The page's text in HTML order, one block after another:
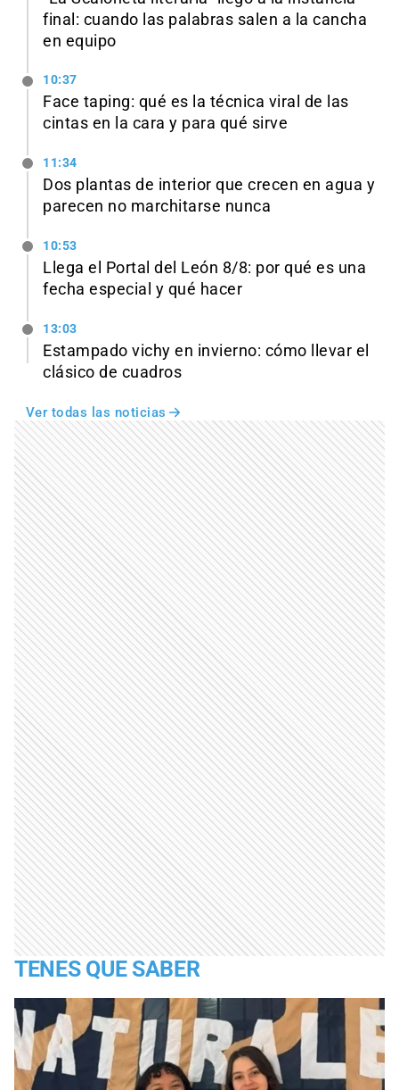
final: cuando las palabras salen a la cancha
en equipo
10:37
Face taping: qué es la técnica viral de las
cintas en la cara y para qué sirve
11:34
Dos plantas de interior que crecen en agua y
parecen no marchitarse nunca
10:53
Llega el Portal del León 8/8: por qué es una
fecha especial y qué hacer
13:03
Estampado vichy en invierno: cómo llevar el
clásico de cuadros
Ver todas las noticias
TENES QUE SABER